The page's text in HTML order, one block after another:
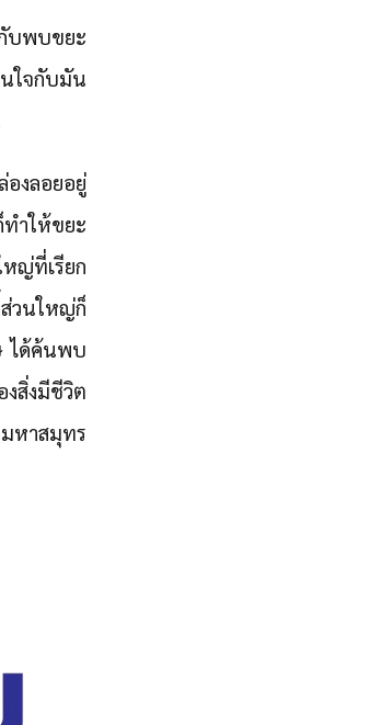
บพบขยะ
ใจกับมัน
งลอยอยู่
ำให้ขยะ
ญ่ที่เรียก
วนใหญ่ก็
ได้ค้นพบ
สิ่งมีชีวิต
หาสมุทร